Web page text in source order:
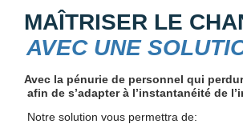
MAÎTRISER LE
AVEC UNE
Avec la pénurie de personnel qui
afin de s’adapter à l’instantanéité de
Notre solution vous permettra de: